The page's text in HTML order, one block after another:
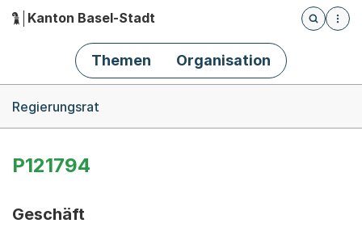
Hauptnavigation
Kanton Basel-Stadt
Öffnet
Themen Organisation
Regierungsrat
P121794
Geschäft